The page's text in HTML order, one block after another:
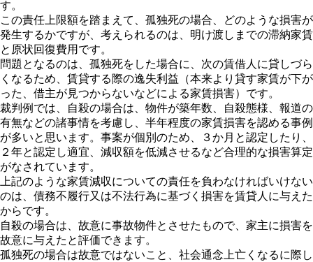
す。
この責任上限額を踏まえて、孤独死の場合、どのような損害が
発生するかですが、考えられるのは、明け渡しまでの滞納家賃
と原状回復費用です。
問題となるのは、孤独死をした場合に、次の賃借人に貸しづら
くなるため、賃貸する際の逸失利益（本来より貸す家賃が下が
った、借主が見つからないなどによる家賃損害）です。
裁判例では、自殺の場合は、物件が築年数、自殺態様、報道の
有無などの諸事情を考慮し、半年程度の家賃損害を認める事例
が多いと思います。事案が個別のため、３か月と認定したり、
２年と認定し適宜、減収額を低減させるなど合理的な損害算定
がなされています。
上記のような家賃減収についての責任を負わなければいけない
のは、債務不履行又は不法行為に基づく損害を賃貸人に与えた
からです。
自殺の場合は、故意に事故物件とさせたもので、家主に損害を
故意に与えたと評価できます。
孤独死の場合は故意ではないこと、社会通念上亡くなるに際し